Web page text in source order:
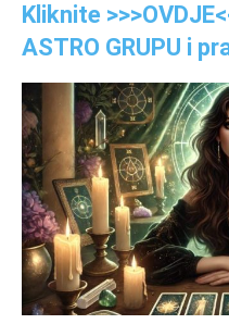
Kliknite
ASTRO GRUPU i